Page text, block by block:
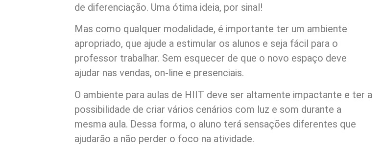
de diferenciação. Uma ótima ideia, por sinal!
Mas como qualquer modalidade, é importante ter um ambiente
apropriado, que ajude a estimular os alunos e seja fácil para o
professor trabalhar. Sem esquecer de que o novo espaço deve
ajudar nas vendas, on-line e presenciais.
O ambiente para aulas de HIIT deve ser altamente impactante e ter a
possibilidade de criar vários cenários com luz e som durante a
mesma aula. Dessa forma, o aluno terá sensações diferentes que
ajudarão a não perder o foco na atividade.